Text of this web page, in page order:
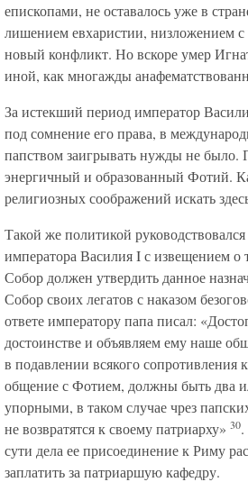
епископами, не оставалось уже в
лишением евхаристии, низложением
новый конфликт. Но вскоре умер
иной, как многажды
За истекший период император
под сомнение его права, в
папством заигрывать нужды не
энергичный и образованный Фотий.
религиозных соображений искать
Такой же политикой
императора Василия I с извещением о
Собор должен утвердить данное
Собор своих легатов с наказом
ответе императору папа писал:
достоинстве и объявляем ему наше
в подавлении всякого сопротивления
общение с Фотием, должны быть два
упорными, в таком случае чрез
не возвратятся к своему патриарху» 30
сути дела ее присоединение к Риму
заплатить за патриаршую кафедру.